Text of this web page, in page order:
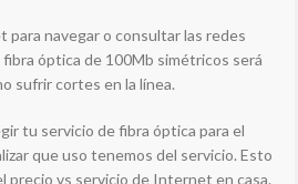
para navegar o consultar las redes
fibra óptica de 100Mb simétricos será
sufrir cortes en la línea.
tu servicio de fibra óptica para el
que uso tenemos del servicio. Esto
precio vs servicio de Internet en casa.